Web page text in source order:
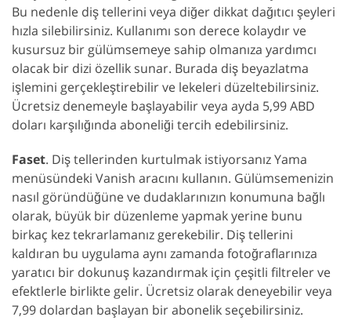
Bu nedenle diş tellerini veya diğer dikkat dağıtıcı şeyleri
hızla silebilirsiniz. Kullanımı son derece kolaydır ve
kusursuz bir gülümsemeye sahip olmanıza yardımcı
olacak bir dizi özellik sunar. Burada diş beyazlatma
işlemini gerçekleştirebilir ve lekeleri düzeltebilirsiniz.
Ücretsiz denemeyle başlayabilir veya ayda 5,99 ABD
doları karşılığında aboneliği tercih edebilirsiniz.
Faset. Diş tellerinden kurtulmak istiyorsanız Yama
menüsündeki Vanish aracını kullanın. Gülümsemenizin
nasıl göründüğüne ve dudaklarınızın konumuna bağlı
olarak, büyük bir düzenleme yapmak yerine bunu
birkaç kez tekrarlamanız gerekebilir. Diş tellerini
kaldıran bu uygulama aynı zamanda fotoğraflarınıza
yaratıcı bir dokunuş kazandırmak için çeşitli filtreler ve
efektlerle birlikte gelir. Ücretsiz olarak deneyebilir veya
7,99 dolardan başlayan bir abonelik seçebilirsiniz.